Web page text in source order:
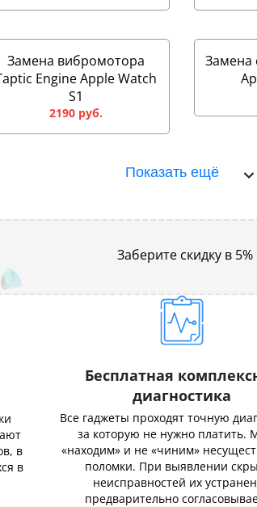
Замена вибромотора
Engine Apple Watch
S1
2190 руб.
Замена
Показать ещё
Заберите скидку в 5%
в
в
Бесплатная
диагностика
Все гаджеты проходят точную
за которую не нужно платить.
«находим» и не «чиним»
поломки. При выявлении
неисправностей их
предварительно